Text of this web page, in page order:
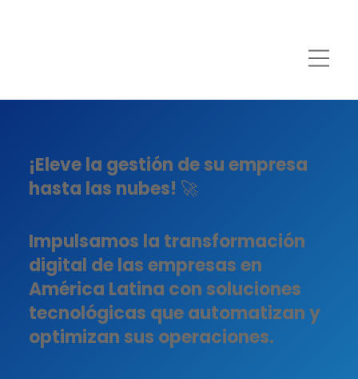
¡Eleve la gestión de su empresa
hasta las nubes! 🚀
Impulsamos la transformación
digital de las empresas en
América Latina con soluciones
tecnológicas que automatizan y
optimizan sus operaciones.